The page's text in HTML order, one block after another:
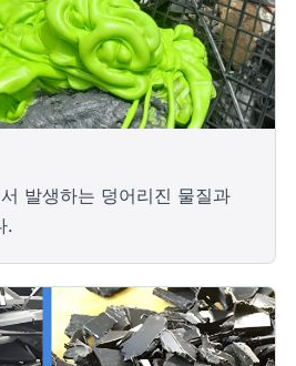
발생하는 덩어리진 물질과
.